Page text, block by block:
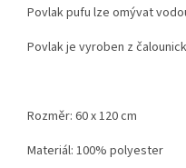
Povlak pufu lze omývat
Povlak je vyroben z
Rozměr: 60 x 120 cm
Materiál: 100% polyester